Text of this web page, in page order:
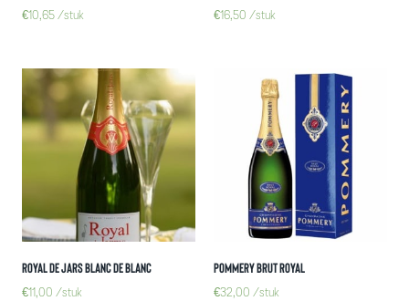
€10,65/stuk €16,50 /stuk
Royal de jars blanc de blanc
€11,00 /stuk
Pommery brut royal
€32,00 /stuk